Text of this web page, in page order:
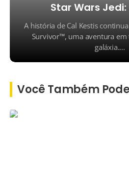
Star Wars
A história de Cal Kestis continua
Survivor™, uma aventura em
galáxia....
Você Também